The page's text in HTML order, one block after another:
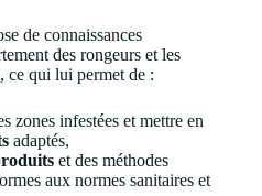
de connaissances
des rongeurs et les
, ce qui lui permet de :
zones infestées et mettre en
adaptés,
et des méthodes
aux normes sanitaires et